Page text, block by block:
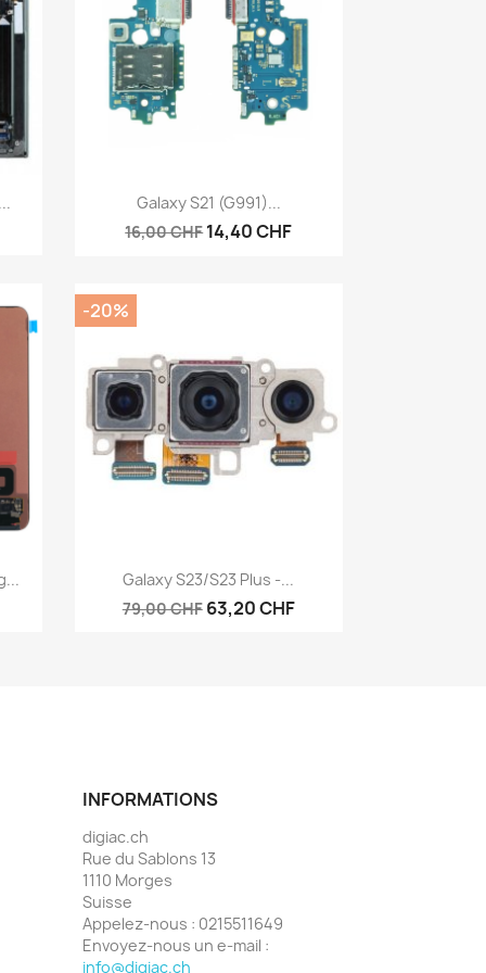
Aperçu rapide
Galaxy S21 (G991)...
16,00 CHF14,40 CHF
Aperçu rapide
Galaxy S23/S23 Plus -...
79,00 CHF 63,20 CHF
-20%
INFORMATIONS
digiac.ch
Rue du Sablons 13
1110 Morges
Suisse
Appelez-nous : 0215511649
Envoyez-nous un e-mail :
info@digiac.ch